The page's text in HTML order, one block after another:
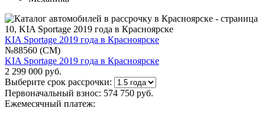
KIA Sportage 2019 года в Красноярске
№88560 (CM)
KIA Sportage 2019 года в Красноярске
2 299 000 руб.
Выберите срок рассрочки:
Первоначальный взнос: 574 750 руб.
Ежемесячный платеж: